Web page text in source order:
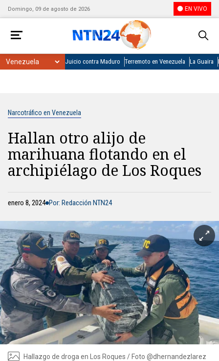
Domingo, 09 de agosto de 2026 EN VIVO
Juicio contra Maduro Terremoto en Venezuela La Guaira
Narcotráfico en Venezuela
Hallan otro alijo de
marihuana flotando en el
archipiélago de Los Roques
enero 8, 2024 Por: Redacción NTN24
Hallazgo de droga en Los Roques / Foto @dhernandezlarez